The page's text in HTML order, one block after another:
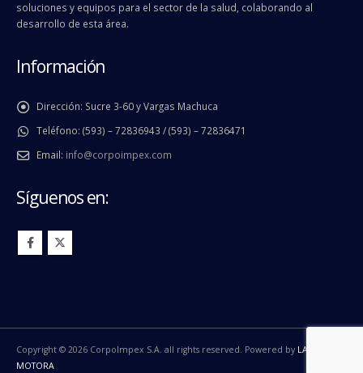
soluciones y equipos para el sector de la salud, colaborando al
desarrollo de esta área.
Información
Dirección: Sucre 3-60 y Vargas Machuca
Teléfono: (593) – 72836943 / (593) – 72836471
Email: info@corpoimpex.com
Síguenos en:
Copyright © 2026 CorpoImpex S.A. all rights reserved. Powered by LA
MOTORA